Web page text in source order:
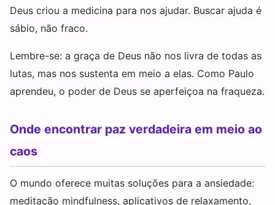
Deus criou a medicina para nos ajudar. Buscar ajuda é
sábio, não fraco.
Lembre-se: a graça de Deus não nos livra de todas as
lutas, mas nos sustenta em meio a elas. Como Paulo
aprendeu, o poder de Deus se aperfeiçoa na fraqueza.
Onde encontrar paz verdadeira em meio ao
caos
O mundo oferece muitas soluções para a ansiedade:
meditação mindfulness, aplicativos de relaxamento,